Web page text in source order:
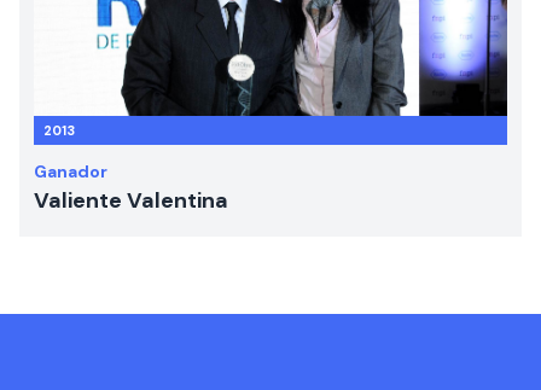
2013
Ganador
Valiente Valentina